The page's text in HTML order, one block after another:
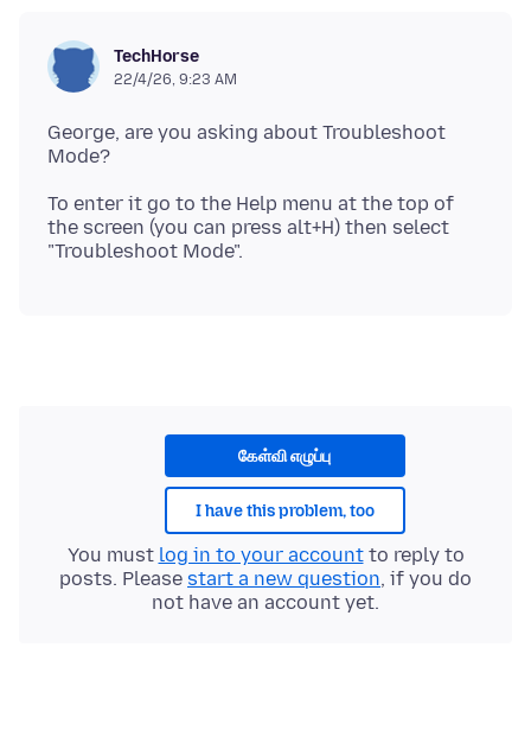
TechHorse
22/4/26, 9:23 AM
George, are you asking about Troubleshoot
To enter it go to the Help menu at the top of
the screen (you can press alt+H) then select
கேள்வி எழுப்பு
I have this problem, too
You must log in to your accountto reply to
posts. Please start a new question, if you do
not have an account yet.